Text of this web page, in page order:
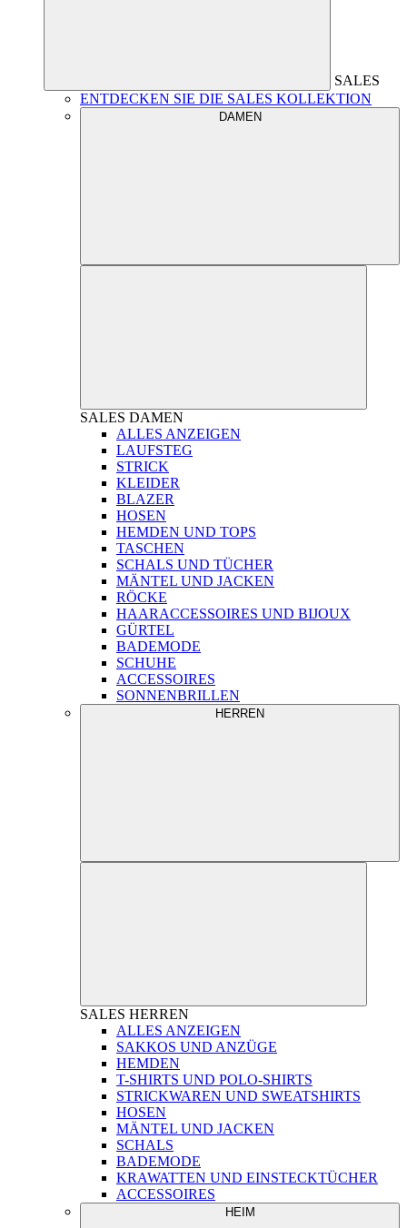
SALES
ENTDECKEN SIE DIE SALES KOLLEKTION
DAMEN
SALES DAMEN
ALLES ANZEIGEN
LAUFSTEG
STRICK
KLEIDER
BLAZER
HOSEN
HEMDEN UND TOPS
TASCHEN
SCHALS UND TÜCHER
MÄNTEL UND JACKEN
RÖCKE
HAARACCESSOIRES UND BIJOUX
GÜRTEL
BADEMODE
SCHUHE
ACCESSOIRES
SONNENBRILLEN
HERREN
SALES HERREN
ALLES ANZEIGEN
SAKKOS UND ANZÜGE
HEMDEN
T-SHIRTS UND POLO-SHIRTS
STRICKWAREN UND SWEATSHIRTS
HOSEN
MÄNTEL UND JACKEN
SCHALS
BADEMODE
KRAWATTEN UND EINSTECKTÜCHER
ACCESSOIRES
HEIM